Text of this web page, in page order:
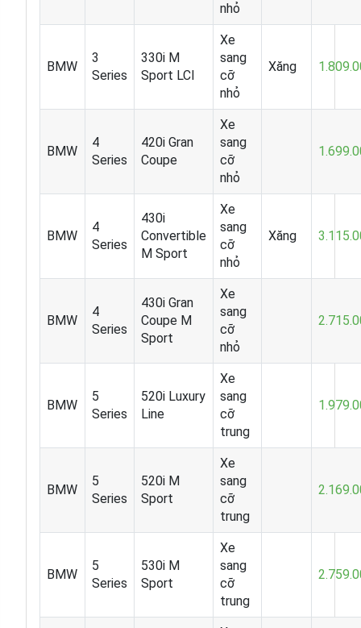
nhỏ
BMW
3
Series
330i M
Sport LCI
Xe
sang
cỡ
nhỏ
Xăng
BMW
4
Series
420i Gran
Coupe
Xe
sang
cỡ
nhỏ
BMW
4
Series
430i
Convertible
M Sport
Xe
sang
cỡ
nhỏ
Xăng
BMW
4
Series
430i Gran
Coupe M
Sport
Xe
sang
cỡ
nhỏ
BMW
5
Series
520i Luxury
Line
Xe
sang
cỡ
trung
BMW
5
Series
520i M
Sport
Xe
sang
cỡ
trung
BMW
5
Series
530i M
Sport
Xe
sang
cỡ
trung